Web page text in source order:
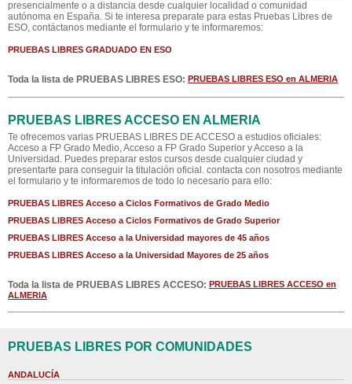
presencialmente o a distancia desde cualquier localidad o comunidad
autónoma en España. Si te interesa preparate para estas Pruebas Libres de
ESO, contáctanos mediante el formulario y te informaremos:
PRUEBAS LIBRES GRADUADO EN ESO
Toda la lista de PRUEBAS LIBRES ESO: PRUEBAS LIBRES ESO en ALMERIA
PRUEBAS LIBRES ACCESO EN ALMERIA
Te ofrecemos varias PRUEBAS LIBRES DE ACCESO a estudios oficiales:
Acceso a FP Grado Medio, Acceso a FP Grado Superior y Acceso a la
Universidad. Puedes preparar estos cursos desde cualquier ciudad y
presentarte para conseguir la titulación oficial. contacta con nosotros mediante
el formulario y te informaremos de todo lo necesario para ello:
PRUEBAS LIBRES Acceso a Ciclos Formativos de Grado Medio
PRUEBAS LIBRES Acceso a Ciclos Formativos de Grado Superior
PRUEBAS LIBRES Acceso a la Universidad mayores de 45 años
PRUEBAS LIBRES Acceso a la Universidad Mayores de 25 años
Toda la lista de PRUEBAS LIBRES ACCESO: PRUEBAS LIBRES ACCESO en
ALMERIA
PRUEBAS LIBRES POR COMUNIDADES
ANDALUCÍA